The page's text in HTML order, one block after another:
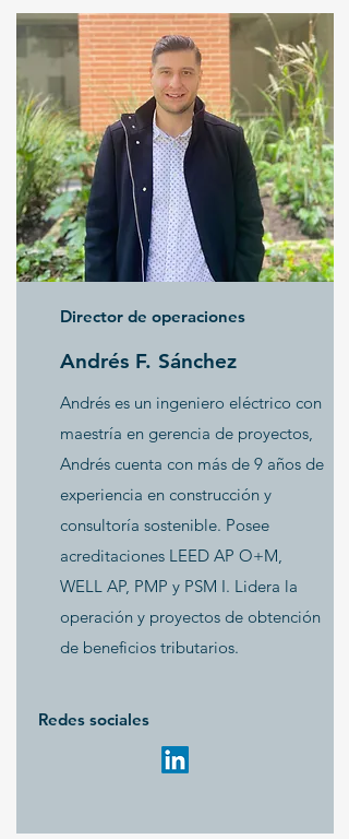
Director de operaciones
Andrés F. Sánchez
Andrés es un ingeniero eléctrico con
maestría en gerencia de proyectos,
Andrés cuenta con más de 9 años de
experiencia en construcción y
consultoría sostenible. Posee
acreditaciones LEED AP O+M,
WELL AP, PMP y PSM I. Lidera la
operación y proyectos de obtención
de beneficios tributarios.
Redes sociales